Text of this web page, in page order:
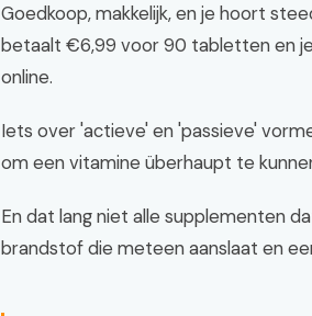
Goedkoop, makkelijk, en je hoort
betaalt €6,99 voor 90 tabletten en
online.
Iets over 'actieve' en 'passieve'
om een vitamine überhaupt te
En dat lang niet alle supplementen
brandstof die meteen aanslaat en